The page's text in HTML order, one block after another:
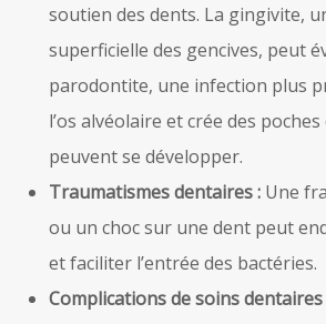
soutien des dents. La gingivite,
superficielle des gencives, peut
parodontite, une infection plus
l’os alvéolaire et crée des
peuvent se développer.
Traumatismes dentaires : Une
ou un choc sur une dent peut
et faciliter l’entrée des bactéries.
Complications de soins dentaires